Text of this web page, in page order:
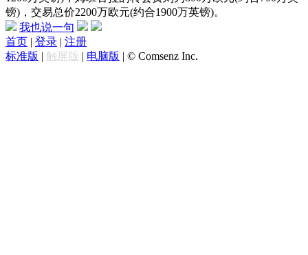
镑)，交易总价2200万欧元(约合1900万英镑)。
我也说一句
首页 | 登录 | 注册
标准版 | 触屏版 | 电脑版 | © Comsenz Inc.